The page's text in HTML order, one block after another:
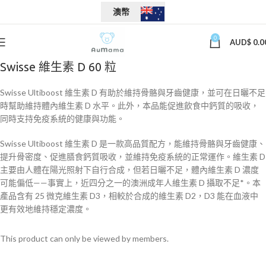
澳幣
0 AUD$
Swisse 維生素 D 60 粒
Swisse Ultiboost 維生素 D 有助於維持骨骼與牙齒健康，並可在日曬不足
時幫助維持體內維生素 D 水平。此外，本品能促進飲食中鈣質的吸收，
同時支持免疫系統的健康與功能。
Swisse Ultiboost 維生素 D 是一款高品質配方，能維持骨骼與牙齒健康、
提升骨密度、促進膳食鈣質吸收，並維持免疫系統的正常運作。維生素 D
主要由人體在陽光照射下自行合成，但若日曬不足，體內維生素 D 濃度
可能偏低——事實上，近四分之一的澳洲成年人維生素 D 攝取不足*。本
產品含有 25 微克維生素 D3，相較於合成的維生素 D2，D3 能在血液中
更有效地維持穩定濃度。
This product can only be viewed by members.